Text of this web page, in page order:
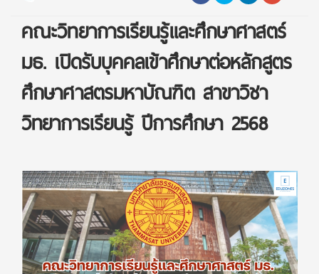
คณะวิทยาการเรียนรู้และศึกษาศาสตร์
มธ. เปิดรับบุคคลเข้าศึกษาต่อหลักสูตร
ศึกษาศาสตรมหาบัณฑิต สาขาวิชา
วิทยาการเรียนรู้ ปีการศึกษา 2568